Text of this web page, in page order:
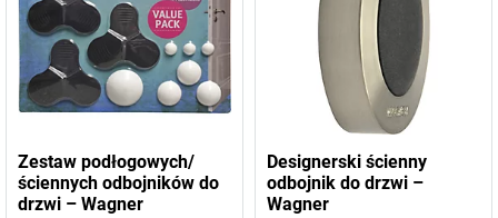
Zestaw podłogowych/
ściennych odbojników do
drzwi – Wagner
Designerski ścienny
odbojnik do drzwi –
Wagner